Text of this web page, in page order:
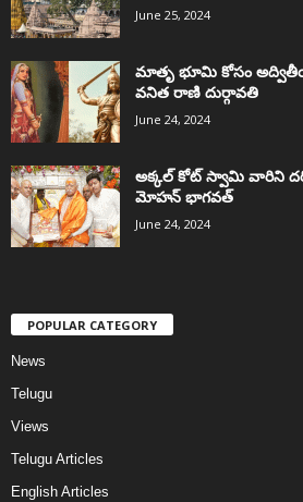
June 25, 2024
మాతృ భూమి కోసం
వనిత రాణి దుర్గావతి
June 24, 2024
అక్కల్‌ కోట్‌ స్వామి వారిని
మోహన్ భాగవత్
June 24, 2024
POPULAR CATEGORY
News
Telugu
Views
Telugu Articles
English Articles